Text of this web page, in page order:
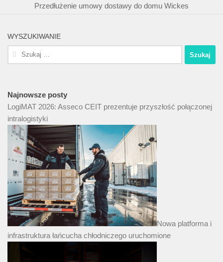
Przedłużenie umowy dostawy do domu Wickes
WYSZUKIWANIE
Szukaj:
Najnowsze posty
LogiMAT 2026: Asseco CEIT prezentuje przyszłość połączonej
intralogistyki
Nowa platforma i
infrastruktura łańcucha chłodniczego uruchomione